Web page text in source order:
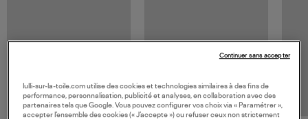
lulli-sur-la-toile.com utilise des cookies et technologies similaires à des fins de
performance, personnalisation, publicité et analyses, en collaboration avec des
partenaires tels que Google. Vous pouvez configurer vos choix via « Paramétrer »,
accepter l’ensemble des cookies (« J’accepte ») ou refuser ceux non strictement
Continuer sans accepter